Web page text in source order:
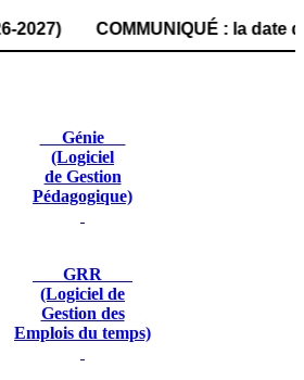
COMMUNIQUÉ : la date
Génie
(Logiciel
de Gestion
Pédagogique)
GRR
(Logiciel de
Gestion des
Emplois du temps)